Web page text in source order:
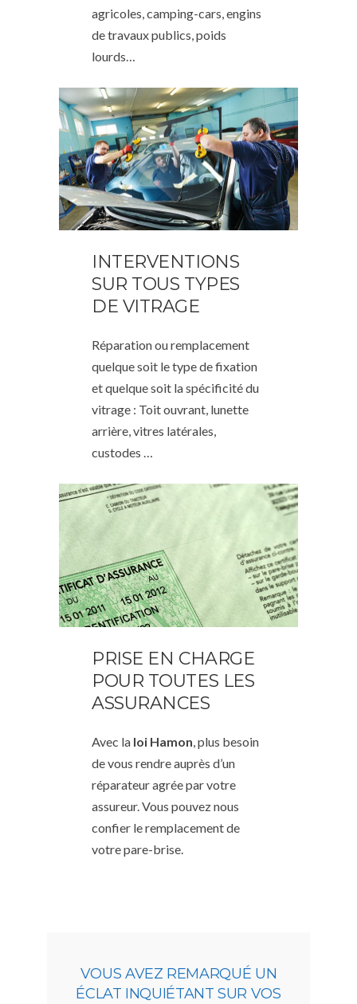
agricoles, camping-cars, engins
de travaux publics, poids
lourds…
INTERVENTIONS
SUR TOUS TYPES
DE VITRAGE
Réparation ou remplacement
quelque soit le type de fixation
et quelque soit la spécificité du
vitrage : Toit ouvrant, lunette
arrière, vitres latérales,
custodes …
PRISE EN CHARGE
POUR TOUTES LES
ASSURANCES
Avec la loi Hamon, plus besoin
de vous rendre auprès d’un
réparateur agrée par votre
assureur. Vous pouvez nous
confier le remplacement de
votre pare-brise.
VOUS AVEZ REMARQUÉ UN
ÉCLAT INQUIÉTANT SUR VOS